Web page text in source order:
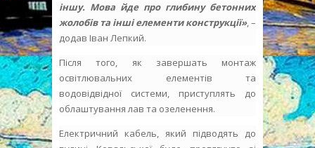
іншу. Мова йде про глибину бетонних
жолобів та інші елементи конструкції», –
додав Іван Лепкий.
Після того, як завершать монтаж
освітлювальних елементів та
водовідвідної системи, приступлять до
облаштування лав та озеленення.
Електричний кабель, який підводять до